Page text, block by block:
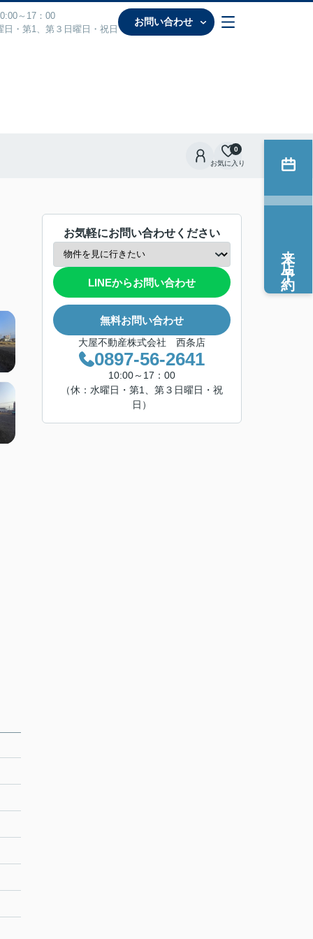
～17：00
日・第1、第３日曜日・祝日
お問い合わせ
お気に入り
0
お気軽にお問い合わせください
LINEからお問い合わせ
無料お問い合わせ
大屋不動産株式会社 西条店
0897-56-2641
10:00～17：00
（休：水曜日・第1、第３日曜日・祝
日）
来店予約